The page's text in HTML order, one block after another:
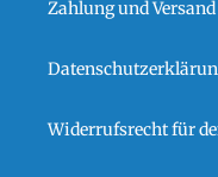
Zahlung und Versand
Widerrufsrecht für